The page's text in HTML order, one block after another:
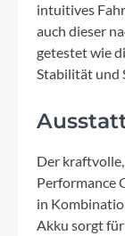
intuitives
auch dieser
getestet wie
Stabilität und
Der
Performance
in
Akku sorgt